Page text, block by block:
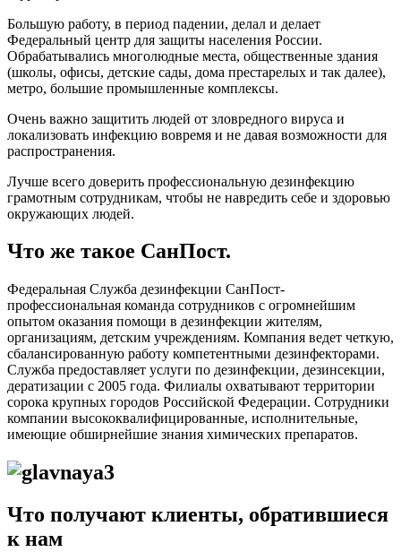
Большую работу, в период падении, делал и делает
Федеральный центр для защиты населения России.
Обрабатывались многолюдные места, общественные здания
(школы, офисы, детские сады, дома престарелых и так далее),
метро, большие промышленные комплексы.
Очень важно защитить людей от зловредного вируса и
локализовать инфекцию вовремя и не давая возможности для
распространения.
Лучше всего доверить профессиональную дезинфекцию
грамотным сотрудникам, чтобы не навредить себе и здоровью
окружающих людей.
Что же такое СанПост.
Федеральная Служба дезинфекции СанПост-
профессиональная команда сотрудников с огромнейшим
опытом оказания помощи в дезинфекции жителям,
организациям, детским учреждениям. Компания ведет четкую,
сбалансированную работу компетентными дезинфекторами.
Служба предоставляет услуги по дезинфекции, дезинсекции,
дератизации с 2005 года. Филиалы охватывают территории
сорока крупных городов Российской Федерации. Сотрудники
компании высококвалифицированные, исполнительные,
имеющие обширнейшие знания химических препаратов.
Что получают клиенты, обратившиеся
к нам